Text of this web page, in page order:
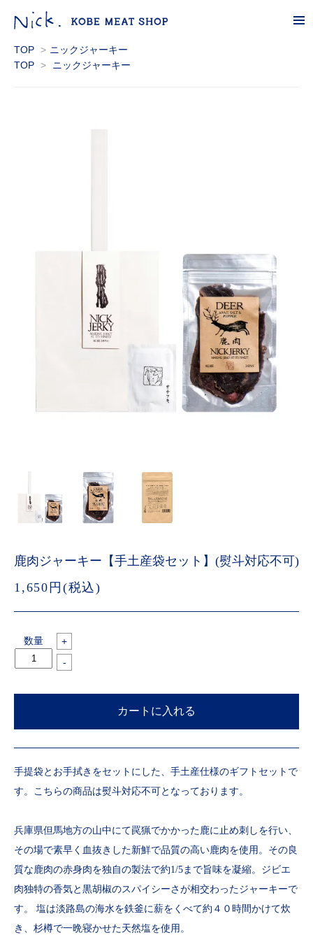
TOP > ニックジャーキー
TOP > ニックジャーキー
鹿肉ジャーキー【手土産袋セット】(熨斗対応不可)
1,650円(税込)
数量
+
-
手提袋とお手拭きをセットにした、手土産仕様のギフトセットで
す。こちらの商品は熨斗対応不可となっております。
兵庫県但馬地方の山中にて罠猟でかかった鹿に止め刺しを行い、
その場で素早く血抜きした新鮮で品質の高い鹿肉を使用。その良
質な鹿肉の赤身肉を独自の製法で約1/5まで旨味を凝縮。ジビエ
肉独特の香気と黒胡椒のスパイシーさが相交わったジャーキーで
す。 塩は淡路島の海水を鉄釜に薪をくべて約４０時間かけて炊
き、杉樽で一晩寝かせた天然塩を使用。